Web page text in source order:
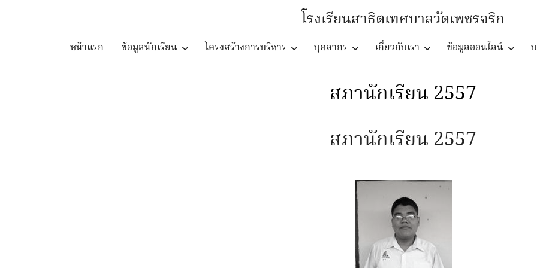
โรงเรียนสาธิตเทศบาลวัดเพชรจริก
หน้าแรก ข้อมูลนักเรียน โครงสร้างการบริหาร บุคลากร เกี่ยวกับเรา ข้อมูลออนไลน์
สภานักเรียน 2557
สภานักเรียน 2557